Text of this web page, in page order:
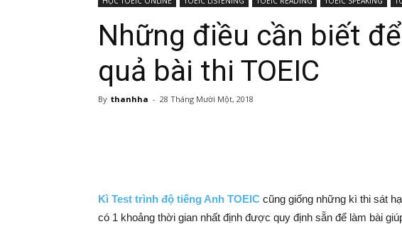
990
|
Tài
liệu
luyện
thi
TOEIC
Những điều cần biết
quả bài thi TOEIC
By thanhha - 28 Tháng Mười Một, 2018
Kì Test trình độ tiếng Anh TOEIC cũng giống những kì thi sát
có 1 khoảng thời gian nhất định được quy định sẵn để làm bài